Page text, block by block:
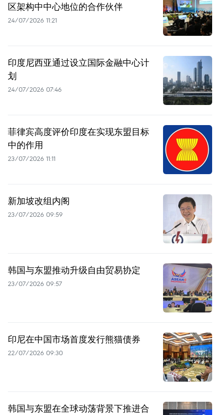
区架构中中心地位的合作伙伴
24/07/2026 11:21
印度尼西亚通过设立国际金融中心计
划
24/07/2026 07:46
菲律宾高度评价印度在实现东盟目标
中的作用
23/07/2026 11:11
新加坡改组内阁
23/07/2026 09:59
韩国与东盟推动升级自由贸易协定
23/07/2026 09:57
印尼在中国市场首度发行熊猫债券
22/07/2026 09:30
韩国与东盟在全球动荡背景下推进合